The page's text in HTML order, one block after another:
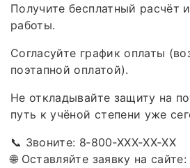
Получите бесплатный расчёт
работы.
Согласуйте график оплаты
поэтапной оплатой).
Не откладывайте защиту на
путь к учёной степени уже
📞 Звоните: 8‑800‑XXX‑XX‑XX
🌐 Оставляйте заявку на сайте: